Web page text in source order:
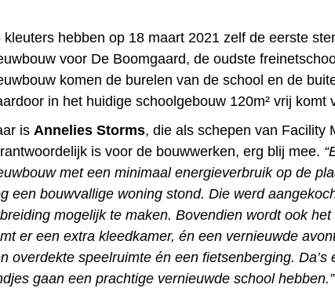
kleuters hebben op 18 maart 2021 zelf de eerste
voor De Boomgaard, de oudste
komen de burelen van de school en de
in het huidige schoolgebouw 120m² vrij komt
is Annelies Storms, die als schepen van Facility
is voor de bouwwerken, erg blij mee.
met een minimaal energieverbruik op de
een bouwvallige woning stond. Die werd
mogelijk te maken. Bovendien wordt ook
er een extra kleedkamer, én een vernieuwde
overdekte speelruimte én een fietsenberging. Da’s
gaan een prachtige vernieuwde school hebben.”